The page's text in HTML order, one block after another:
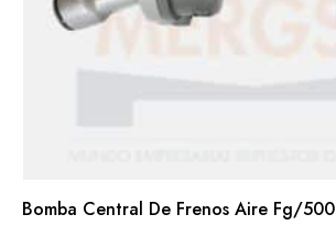
Bomba Central De Frenos Aire Fg/500